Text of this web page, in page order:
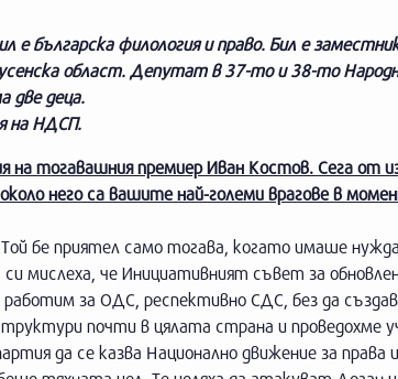
е българска филология и право. Бил е
област. Депутат в 37-то и 38-то
две деца.
на НДСП.
на тогавашния премиер Иван Костов. Сега от
него са вашите най-големи врагове в
бе приятел само тогава, когато имаше
мислеха, че Инициативният съвет за
за ОДС, респективно СДС, без да
почти в цялата страна и проведохме
да се казва Национално движение за права